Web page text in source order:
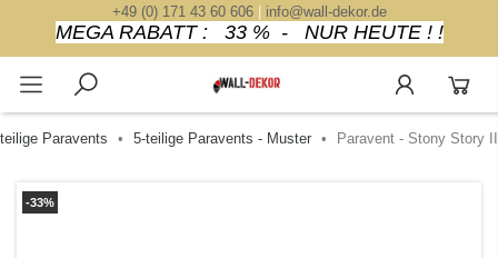
+49 (0) 171 43 60 606| info@wall-dekor.de
MEGA RABATT : 33 % - NUR HEUTE ! !
Paravents 5-teilige Paravents - Muster Paravent - Stony Story II
-33%